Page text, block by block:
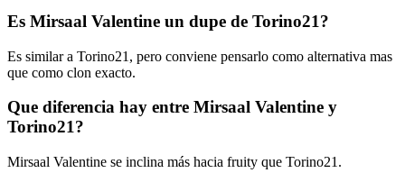
Es Mirsaal Valentine un dupe de Torino21?
Es similar a Torino21, pero conviene pensarlo como alternativa mas
que como clon exacto.
Que diferencia hay entre Mirsaal Valentine y
Torino21?
Mirsaal Valentine se inclina más hacia fruity que Torino21.